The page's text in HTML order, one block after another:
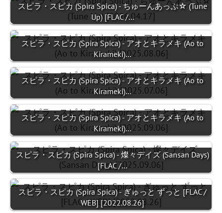
スピラ・スピカ (Spira Spica) - ちゅーんあっぷ☆ (Tune
Up) [FLAC /…
スピラ・スピカ (Spira Spica) - アオとキラメキ (Ao to
Kirameki)…
スピラ・スピカ (Spira Spica) - アオとキラメキ (Ao to
Kirameki)…
スピラ・スピカ (Spira Spica) - アオとキラメキ (Ao to
Kirameki)…
スピラ・スピカ (Spira Spica) - 燦々デイズ (Sansan Days)
[FLAC /…
スピラ・スピカ (Spira Spica) - ぎゅっと ずっと [FLAC /
WEB] [2022.08.26]